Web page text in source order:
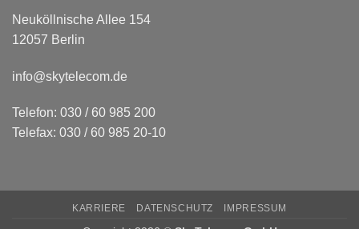
Neuköllnische Allee 154
12057 Berlin
info@skytelecom.de
Telefon: 030 / 60 985 200
Telefax: 030 / 60 985 20-10
KARRIERE DATENSCHUTZ IMPRESSUM